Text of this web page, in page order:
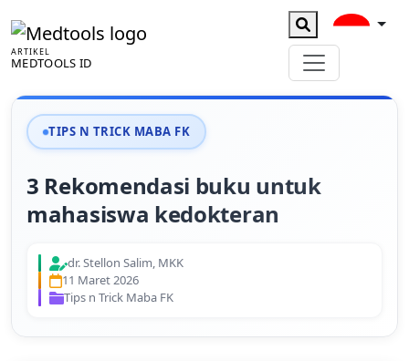
ARTIKEL
MEDTOOLS ID
TIPS N TRICK MABA FK
3 Rekomendasi buku untuk
mahasiswa kedokteran
dr. Stellon Salim, MKK
11 Maret 2026
Tips n Trick Maba FK